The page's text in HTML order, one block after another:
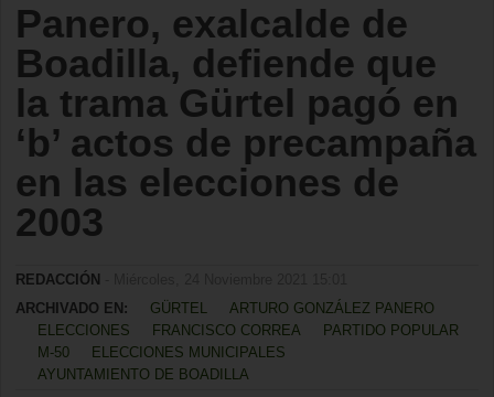
Panero, exalcalde de
Boadilla, defiende que
la trama Gürtel pagó en
‘b’ actos de precampaña
en las elecciones de
2003
REDACCIÓN
ARCHIVADO EN:
GÜRTEL
ARTURO GONZÁLEZ PANERO
ELECCIONES
FRANCISCO CORREA
PARTIDO POPULAR
M-50
ELECCIONES MUNICIPALES
AYUNTAMIENTO DE BOADILLA